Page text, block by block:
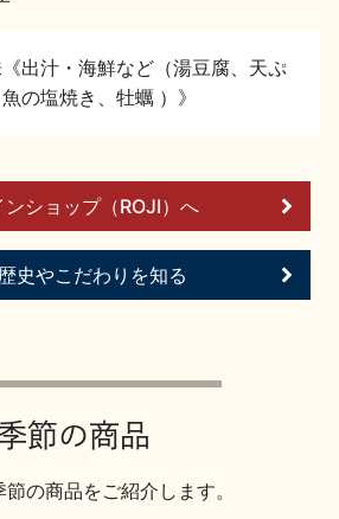
地酒蔵元会利酒会
出汁・海鮮など（湯豆腐、天ぷ
の塩焼き、牡蠣 ）》
ンショップ（ROJI）へ
史やこだわりを知る
節の商品
の商品をご紹介します。